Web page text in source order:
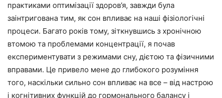
практиками оптимізації здоров’я, завжди була
заінтригована тим, як сон впливає на наші фізіологічні
процеси. Багато років тому, зіткнувшись з хронічною
втомою та проблемами концентрації, я почав
експериментувати з режимами сну, дієтою та фізичними
вправами. Це привело мене до глибокого розуміння
того, наскільки сильно сон впливає на все – від настрою
і когнітивних функцій до гормонального балансу і